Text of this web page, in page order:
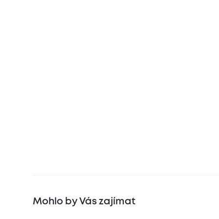
Mohlo by Vás zajímat